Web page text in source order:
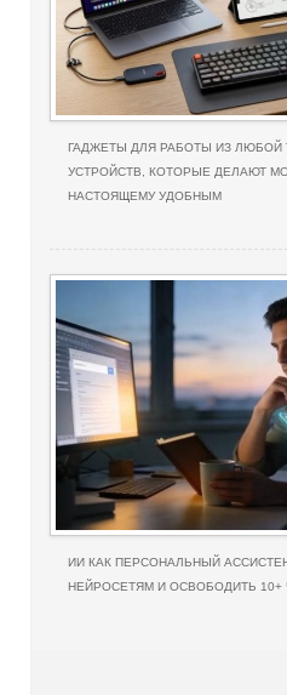
ГАДЖЕТЫ ДЛЯ РАБОТЫ ИЗ ЛЮБОЙ
УСТРОЙСТВ, КОТОРЫЕ ДЕЛАЮТ
НАСТОЯЩЕМУ УДОБНЫМ
ИИ КАК ПЕРСОНАЛЬНЫЙ
НЕЙРОСЕТЯМ И ОСВОБОДИТЬ